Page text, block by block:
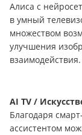
Алиса с
в умный
множеством
улучшения
взаимодействия.
AI TV /
Благодаря
ассистентом